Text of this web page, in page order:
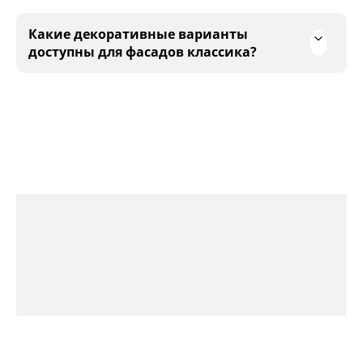
Какие декоративные варианты
доступны для фасадов классика?